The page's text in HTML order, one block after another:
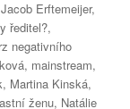
Jacob Erftemeijer,
ředitel?,
negativního
, mainstream,
, Martina Kinská,
ženu, Natálie